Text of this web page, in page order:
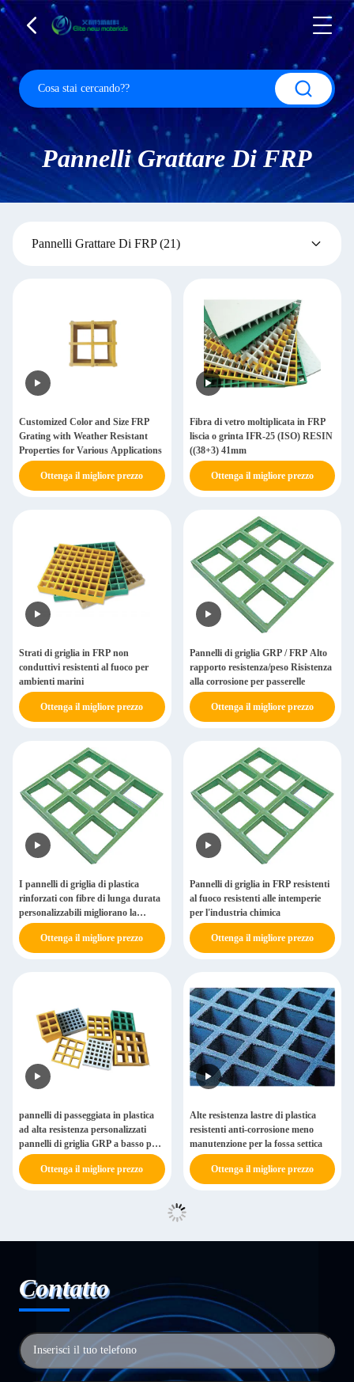
Pannelli Grattare Di FRP
Pannelli Grattare Di FRP(21)
Customized Color and Size FRP
Grating with Weather Resistant
Properties for Various Applications
Ottenga il migliore prezzo
Fibra di vetro moltiplicata in FRP
liscia o grinta IFR-25 (ISO) RESIN
((38+3) 41mm
Ottenga il migliore prezzo
Strati di griglia in FRP non
conduttivi resistenti al fuoco per
ambienti marini
Ottenga il migliore prezzo
Pannelli di griglia GRP / FRP Alto
rapporto resistenza/peso Risistenza
alla corrosione per passerelle
Ottenga il migliore prezzo
I pannelli di griglia di plastica
rinforzati con fibre di lunga durata
personalizzabili migliorano la
sicurezza
Ottenga il migliore prezzo
Pannelli di griglia in FRP resistenti
al fuoco resistenti alle intemperie
per l'industria chimica
Ottenga il migliore prezzo
pannelli di passeggiata in plastica
ad alta resistenza personalizzati
pannelli di griglia GRP a basso peso
per piattaforme
Ottenga il migliore prezzo
Alte resistenza lastre di plastica
resistenti anti-corrosione meno
manutenzione per la fossa settica
Ottenga il migliore prezzo
Contatto